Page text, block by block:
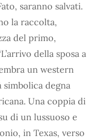
saranno salvati.
la raccolta,
del primo,
della sposa a
un western
simbolica degna
Una coppia di
di un lussuoso e
in Texas, verso